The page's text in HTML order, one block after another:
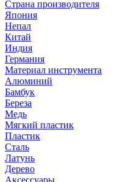
Страна производителя
Япония
Непал
Китай
Индия
Германия
Материал инструмента
Алюминий
Бамбук
Береза
Медь
Мягкий пластик
Пластик
Сталь
Латунь
Дерево
Аксессуары